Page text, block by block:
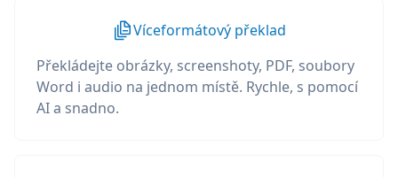
Víceformátový překlad
Překládejte obrázky, screenshoty, PDF, soubory
Word i audio na jednom místě. Rychle, s pomocí
AI a snadno.